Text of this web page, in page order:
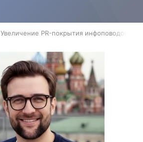
Увеличение PR-покрытия инфоповодов: